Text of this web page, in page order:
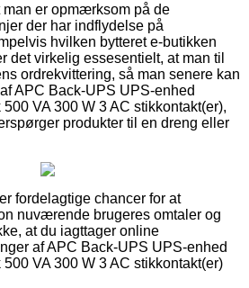
man er opmærksom på de
der har indflydelse på
hvilken bytteret e-butikken
det virkelig essesentielt, at man til
ordrekvittering, så man senere kan
APC Back-UPS UPS-enhed
VA 300 W 3 AC stikkontakt(er),
produkter til en dreng eller
fordelagtige chancer for at
nuværende brugeres omtaler og
at du iagttager online
af APC Back-UPS UPS-enhed
500 VA 300 W 3 AC stikkontakt(er)